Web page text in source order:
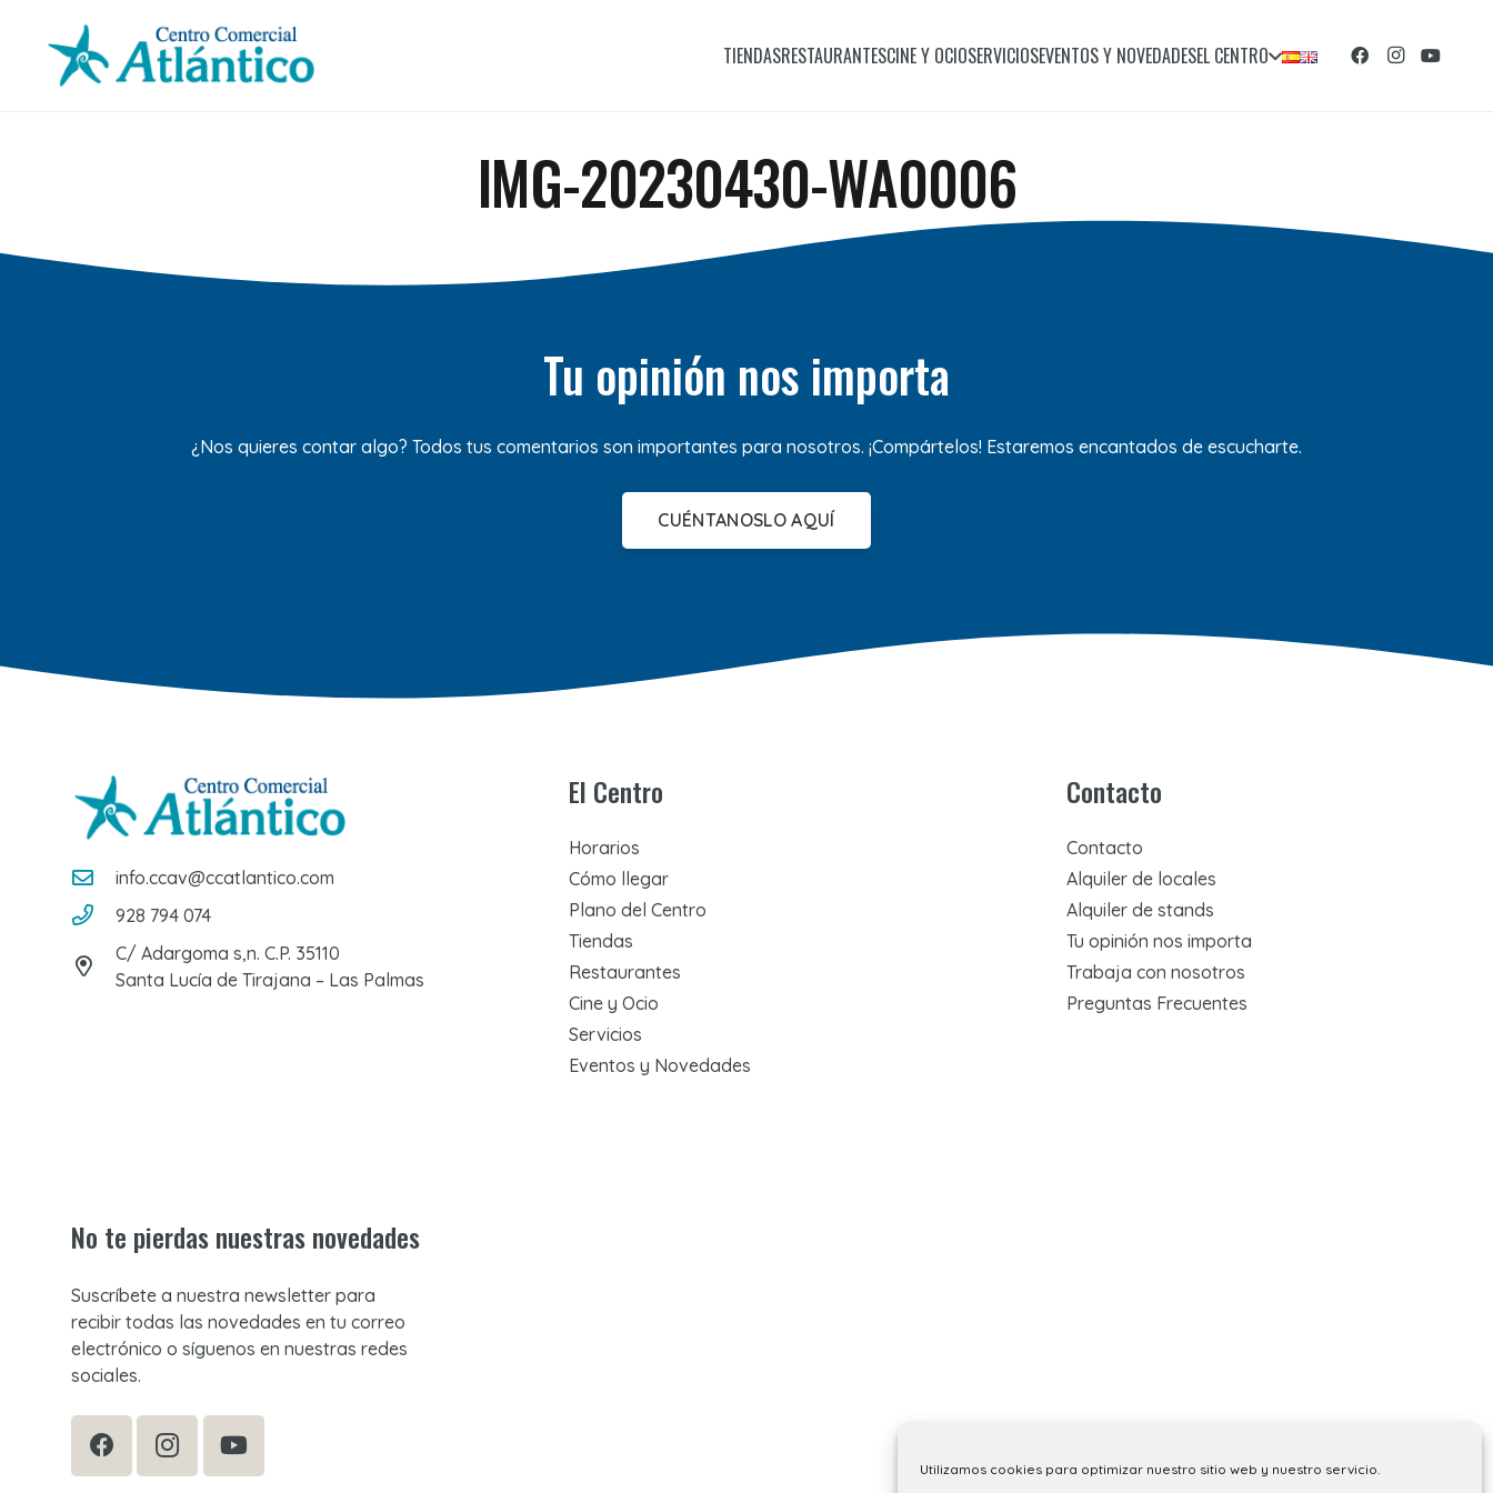
Utilizamos cookies para optimizar nuestro sitio web y nuestro servicio.
TIENDASRESTAURANTESCINE Y OCIOSERVICIOSEVENTOS Y NOVEDADESEL CENTRO
IMG-20230430-WA0006
Tu opinión nos importa
¿Nos quieres contar algo? Todos tus comentarios son importantes para nosotros. ¡Compártelos! Estaremos encantados de escucharte.
CUÉNTANOSLO AQUÍ
info.ccav@ccatlantico.com
928 794 074
C/ Adargoma s,n. C.P. 35110
Santa Lucía de Tirajana – Las Palmas
El Centro
Horarios
Cómo llegar
Plano del Centro
Tiendas
Restaurantes
Cine y Ocio
Servicios
Eventos y Novedades
Contacto
Contacto
Alquiler de locales
Alquiler de stands
Tu opinión nos importa
Trabaja con nosotros
Preguntas Frecuentes
No te pierdas nuestras novedades
Suscríbete a nuestra newsletter para
recibir todas las novedades en tu correo
electrónico o síguenos en nuestras redes
sociales.